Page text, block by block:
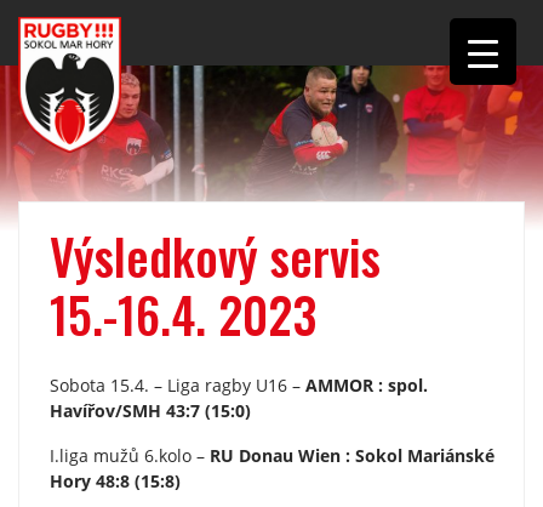
Výsledkový servis
15.-16.4. 2023
Sobota 15.4. – Liga ragby U16 – AMMOR : spol.
Havířov/SMH 43:7 (15:0)
I.liga mužů 6.kolo – RU Donau Wien : Sokol Mariánské
Hory 48:8 (15:8)